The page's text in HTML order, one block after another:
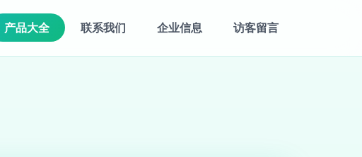
产品大全 联系我们 企业信息 访客留言